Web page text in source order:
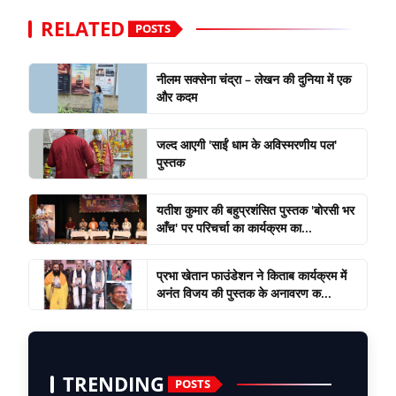
RELATED POSTS
नीलम सक्सेना चंद्रा – लेखन की दुनिया में एक
और कदम
जल्द आएगी 'साईं धाम के अविस्मरणीय पल'
पुस्तक
यतीश कुमार की बहुप्रशंसित पुस्तक 'बोरसी भर
आँच' पर परिचर्चा का कार्यक्रम का...
प्रभा खेतान फाउंडेशन ने किताब कार्यक्रम में
अनंत विजय की पुस्तक के अनावरण क...
TRENDING POSTS